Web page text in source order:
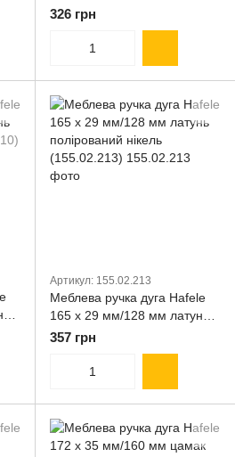
антикварний бронзовий
326 грн
Артикул: 155.02.213
Меблева ручка дуга Hafele
165 х 29 мм/128 мм латунь
полірований нікель
357 грн